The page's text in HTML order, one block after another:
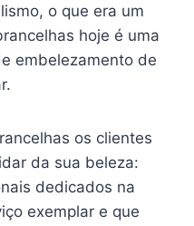
o que era um
hoje é uma
embelezamento de
os clientes
da sua beleza:
dedicados na
exemplar e que